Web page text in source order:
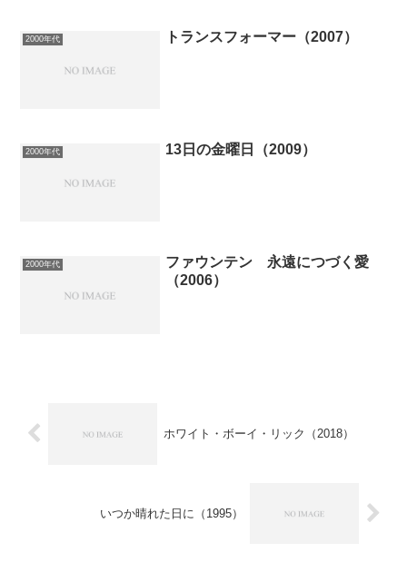
似ている気がして、徐々に...
2000年代 トランスフォーマー（2007）
2000年代 13日の金曜日（2009）
2000年代
ファウンテン 永遠につづく愛
（2006）
ホワイト・ボーイ・リック（2018）
いつか晴れた日に（1995）